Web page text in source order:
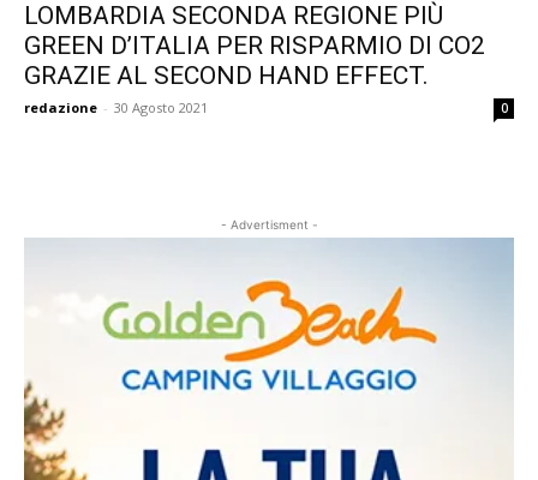
LOMBARDIA SECONDA REGIONE PIÙ
GREEN D’ITALIA PER RISPARMIO DI CO2
GRAZIE AL SECOND HAND EFFECT.
redazione - 30 Agosto 2021 0
- Advertisment -